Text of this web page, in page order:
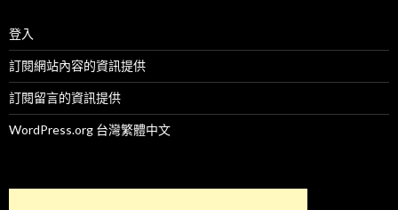
登入
訂閱網站內容的資訊提供
訂閱留言的資訊提供
WordPress.org 台灣繁體中文